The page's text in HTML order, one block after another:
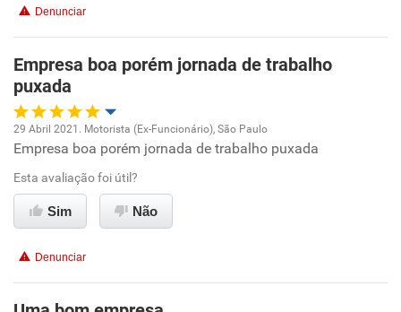
Denunciar
Empresa boa porém jornada de trabalho
puxada
Oportunidade de promoção
Ambiente de trabalho
Benefícios
29 Abril 2021. Motorista (Ex-Funcionário), São Paulo
Empresa boa porém jornada de trabalho puxada
Esta avaliação foi útil?
Sim Não
Denunciar